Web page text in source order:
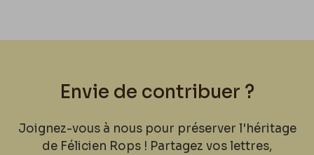
Envie de contribuer ?
Joignez-vous à nous pour préserver l'héritage
de Félicien Rops ! Partagez vos lettres,